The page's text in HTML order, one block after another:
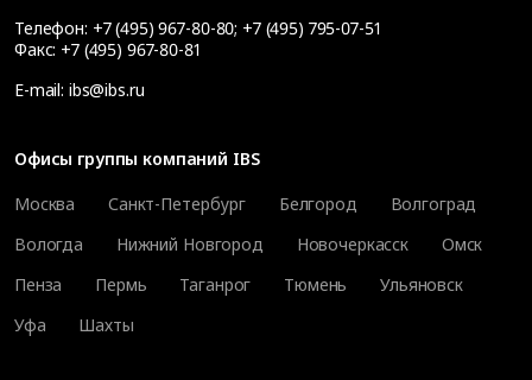
Телефон: +7 (495) 967-80-80; +7 (495) 795-07-51
Факс: +7 (495) 967-80-81
E-mail: ibs@ibs.ru
Офисы группы компаний IBS
Москва
Санкт-Петербург Белгород
Волгоград
Вологда
Нижний Новгород Новочеркасск
Омск
Пенза
Пермь Таганрог Тюмень
Ульяновск
Уфа
Шахты